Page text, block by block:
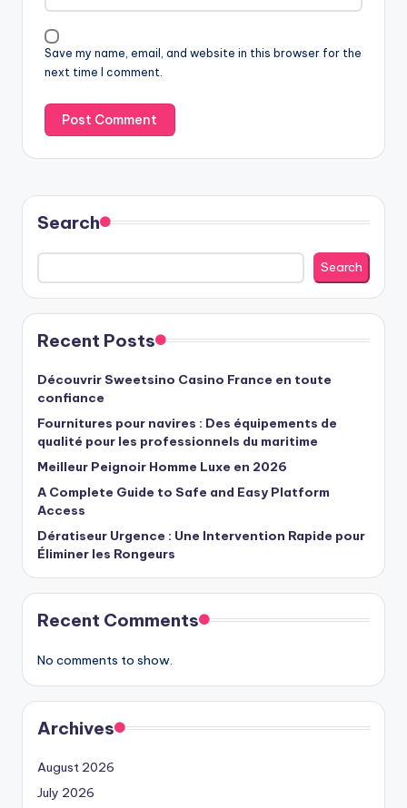
Save my name, email, and website in this browser for the
next time I comment.
Search
Search
Recent Posts
Découvrir Sweetsino Casino France en toute
confiance
Fournitures pour navires : Des équipements de
qualité pour les professionnels du maritime
Meilleur Peignoir Homme Luxe en 2026
A Complete Guide to Safe and Easy Platform
Access
Dératiseur Urgence : Une Intervention Rapide pour
Éliminer les Rongeurs
Recent Comments
No comments to show.
Archives
August 2026
July 2026